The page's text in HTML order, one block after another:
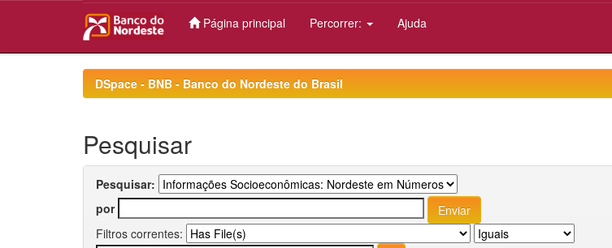
Página principal Percorrer: Ajuda
DSpace - BNB - Banco do Nordeste do Brasil
Pesquisar
Pesquisar:
por
Filtros correntes: